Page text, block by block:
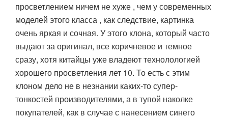
просветлением ничем не хуже , чем у современных
моделей этого класса , как следствие, картинка
очень яркая и сочная. У этого клона, который часто
выдают за оригинал, все коричневое и темное
сразу, хотя китайцы уже владеют технолологией
хорошего просветления лет 10. То есть с этим
клоном дело не в незнании каких-то супер-
тонкостей производителями, а в тупой наколке
покупателей, как в случае с нанесением синего